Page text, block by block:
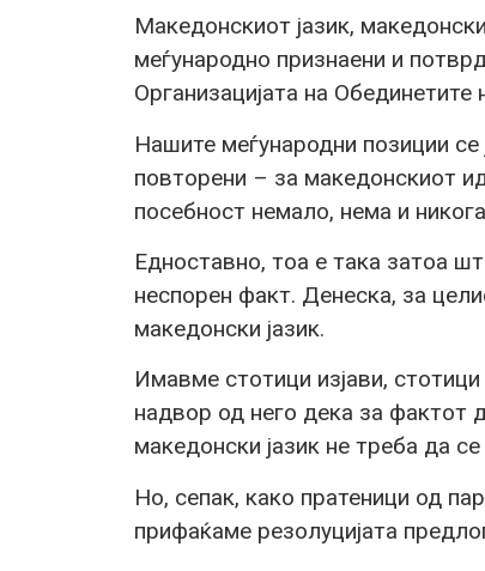
Македонскиот јазик,
меѓународно признаени и
Организацијата на Обединетите
Нашите меѓународни позиции се
повторени – за македонскиот
посебност немало, нема и
Едноставно, тоа е така затоа
неспорен факт. Денеска, за
македонски јазик.
Имавме стотици изјави,
надвор од него дека за фактот
македонски јазик не треба да
Но, сепак, како пратеници од
прифаќаме резолуцијата